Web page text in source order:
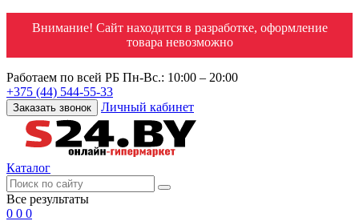
Внимание! Сайт находится в разработке, оформление
товара невозможно
Работаем по всей РБ Пн-Вс.: 10:00 – 20:00
+375 (44) 544-55-33
Заказать звонок Личный кабинет
Каталог
Все результаты
0 0 0